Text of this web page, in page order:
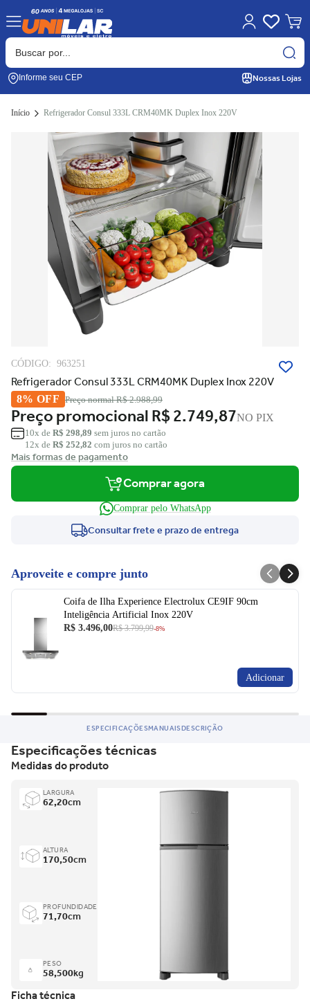
Informe seu CEP Nossas Lojas
Início Refrigerador Consul 333L CRM40MK Duplex Inox 220V
CÓDIGO: 963251
Refrigerador Consul 333L CRM40MK Duplex Inox 220V
8% OFF Preço normalR$ 2.988,99
Preço promocionalR$ 2.749,87NO PIX
10x de R$ 298,89 sem juros no cartão
12x de R$ 252,82 com juros no cartão
Mais formas de pagamento
Comprar agora
Comprar pelo WhatsApp
Consultar frete e prazo de entrega
Aproveite e compre junto
Coifa de Ilha Experience Electrolux CE9IF 90cm
Inteligência Artificial Inox 220V
R$ 3.496,00R$ 3.799,99-8%
Adicionar
ESPECIFICAÇÕESMANUAISDESCRIÇÃO
Especificações técnicas
Medidas do produto
LARGURA
62,20cm
ALTURA
170,50cm
PROFUNDIDADE
71,70cm
PESO
58,500kg
Ficha técnica